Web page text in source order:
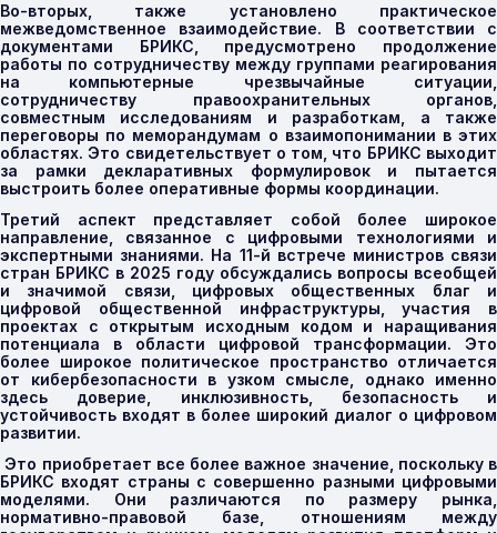
Во-вторых, также установлено практическое
межведомственное взаимодействие. В соответствии с
документами БРИКС, предусмотрено продолжение
работы по сотрудничеству между группами реагирования
на компьютерные чрезвычайные ситуации,
сотрудничеству правоохранительных органов,
совместным исследованиям и разработкам, а также
переговоры по меморандумам о взаимопонимании в этих
областях. Это свидетельствует о том, что БРИКС выходит
за рамки декларативных формулировок и пытается
выстроить более оперативные формы координации.
Третий аспект представляет собой более широкое
направление, связанное с цифровыми технологиями и
экспертными знаниями. На 11-й встрече министров связи
стран БРИКС в 2025 году обсуждались вопросы всеобщей
и значимой связи, цифровых общественных благ и
цифровой общественной инфраструктуры, участия в
проектах с открытым исходным кодом и наращивания
потенциала в области цифровой трансформации. Это
более широкое политическое пространство отличается
от кибербезопасности в узком смысле, однако именно
здесь доверие, инклюзивность, безопасность и
устойчивость входят в более широкий диалог о цифровом
развитии.
Это приобретает все более важное значение, поскольку в
БРИКС входят страны с совершенно разными цифровыми
моделями. Они различаются по размеру рынка,
нормативно-правовой базе, отношениям между